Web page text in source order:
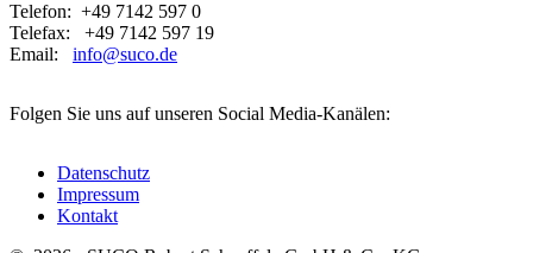
Telefon: +49 7142 597 0
Telefax: +49 7142 597 19
Email: info@suco.de
Folgen Sie uns auf unseren Social Media-Kanälen:
Datenschutz
Impressum
Kontakt